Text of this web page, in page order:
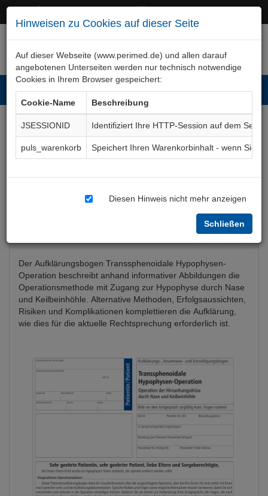
Hinweisen zu Cookies auf dieser Seite
Auf dieser Webseite (www.perimed.de) und allen darauf
angebotenen Unterseiten werden nur technisch notwendige
Cookies in Ihrem Browser gespeichert:
Cookie-Name
Beschreibung
JSESSIONID
Identifiziert Ihre HTTP-Session auf dem Server
puls_warenkorb
Speichert Ihren Warenkorbinhalt - wenn Sie
Diesen Hinweis nicht mehr anzeigen
Schließen
Hypophysen-Operation,
transsphenoidale
Aufklärungsbogen
Der Aufklärungsbogen Transsphenoidale Hypophysen-
Operation beschreibt anhand informativer Abbildungen die
Operationsmethode mit Zugang zur Hypophyse durch Nase
und Keilbeinhöhle. Alternative Methoden, Erfolgsaussichten,
Risiken und Komplikationen komplettieren die Aufklärung,
wie dies für die aktuelle Rechtsprechung erforderlich ist.